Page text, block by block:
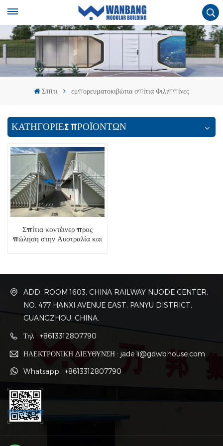
Σπίτι εμπορευματοκιβώτια σπίτια Φιλιππίνες
ΚΑΤΗΓΟΡΙΕΣ ΠΡΟΪΟΝΤΩΝ
Σπίτια κοντέινερ προς
πώληση στην Αυστραλία και
ADD: ROOM 1603, CHINA RAILWAY NUODE CENTER,
NO. 477 HANXI AVENUE EAST, PANYU DISTRICT,
GUANGZHOU, CHINA.
Τηλ : +8613312807790
ΗΛΕΚΤΡΟΝΙΚΗ ΔΙΕΥΘΥΝΣΗ : jade.li@gdwbhouse.com
Whatsapp : +8613312807790